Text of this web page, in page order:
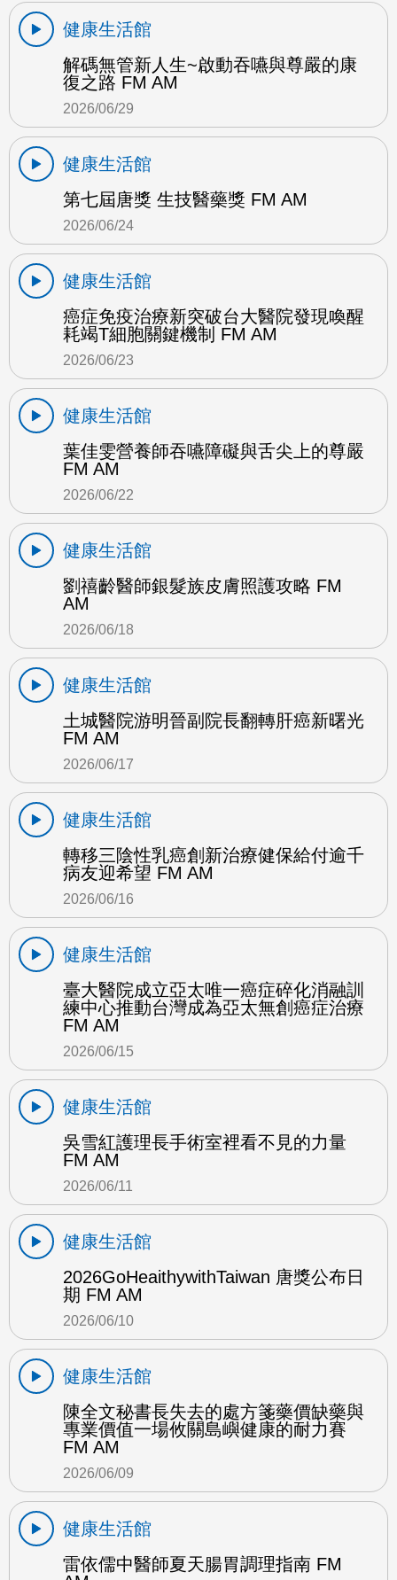
健康生活館
解碼無管新人生~啟動吞嚥與尊嚴的康
復之路 FM AM
2026/06/29
健康生活館
第七屆唐獎 生技醫藥獎 FM AM
2026/06/24
健康生活館
癌症免疫治療新突破台大醫院發現喚醒
耗竭T細胞關鍵機制 FM AM
2026/06/23
健康生活館
葉佳雯營養師吞嚥障礙與舌尖上的尊嚴
FM AM
2026/06/22
健康生活館
劉禧齡醫師銀髮族皮膚照護攻略 FM
AM
2026/06/18
健康生活館
土城醫院游明晉副院長翻轉肝癌新曙光
FM AM
2026/06/17
健康生活館
轉移三陰性乳癌創新治療健保給付逾千
病友迎希望 FM AM
2026/06/16
健康生活館
臺大醫院成立亞太唯一癌症碎化消融訓
練中心推動台灣成為亞太無創癌症治療
FM AM
2026/06/15
健康生活館
吳雪紅護理長手術室裡看不見的力量
FM AM
2026/06/11
健康生活館
2026GoHeaithywithTaiwan 唐獎公布日
期 FM AM
2026/06/10
健康生活館
陳全文秘書長失去的處方箋藥價缺藥與
專業價值一場攸關島嶼健康的耐力賽
FM AM
2026/06/09
健康生活館
雷依儒中醫師夏天腸胃調理指南 FM